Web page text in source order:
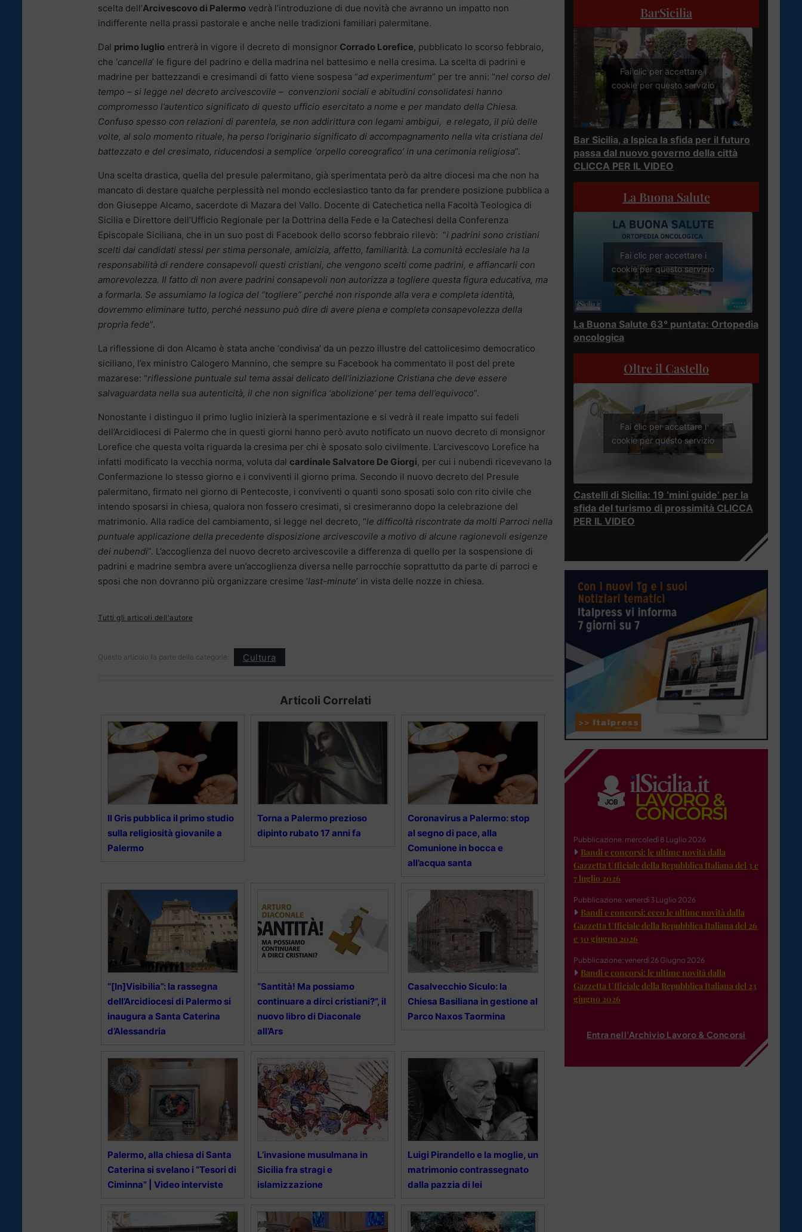
scelta dell’Arcivescovo di Palermo vedrà l’introduzione di due novità che avranno un impatto non
indifferente nella prassi pastorale e anche nelle tradizioni familiari palermitane.
Dal primo luglio entrerà in vigore il decreto di monsignor Corrado Lorefice, pubblicato lo scorso febbraio,
che ‘cancella’ le figure del padrino e della madrina nel battesimo e nella cresima. La scelta di padrini e
madrine per battezzandi e cresimandi di fatto viene sospesa “ad experimentum” per tre anni: “nel corso del
tempo – si legge nel decreto arcivescovile – convenzioni sociali e abitudini consolidatesi hanno
compromesso l’autentico significato di questo ufficio esercitato a nome e per mandato della Chiesa.
Confuso spesso con relazioni di parentela, se non addirittura con legami ambigui, e relegato, il più delle
volte, al solo momento rituale, ha perso l’originario significato di accompagnamento nella vita cristiana del
battezzato e del cresimato, riducendosi a semplice ‘orpello coreografico’ in una cerimonia religiosa”.
Una scelta drastica, quella del presule palermitano, già sperimentata però da altre diocesi ma che non ha
mancato di destare qualche perplessità nel mondo ecclesiastico tanto da far prendere posizione pubblica a
don Giuseppe Alcamo, sacerdote di Mazara del Vallo. Docente di Catechetica nella Facoltà Teologica di
Sicilia e Direttore dell’Ufficio Regionale per la Dottrina della Fede e la Catechesi della Conferenza
Episcopale Siciliana, che in un suo post di Facebook dello scorso febbraio rilevò: “i padrini sono cristiani
scelti dai candidati stessi per stima personale, amicizia, affetto, familiarità. La comunità ecclesiale ha la
responsabilità di rendere consapevoli questi cristiani, che vengono scelti come padrini, e affiancarli con
amorevolezza. Il fatto di non avere padrini consapevoli non autorizza a togliere questa figura educativa, ma
a formarla. Se assumiamo la logica del “togliere” perché non risponde alla vera e completa identità,
dovremmo eliminare tutto, perché nessuno può dire di avere piena e completa consapevolezza della
propria fede”.
La riflessione di don Alcamo è stata anche ‘condivisa’ da un pezzo illustre del cattolicesimo democratico
siciliano, l’ex ministro Calogero Mannino, che sempre su Facebook ha commentato il post del prete
mazarese: “riflessione puntuale sul tema assai delicato dell’iniziazione Cristiana che deve essere
salvaguardata nella sua autenticità, il che non significa ‘abolizione’ per tema dell’equivoco”.
Nonostante i distinguo il primo luglio inizierà la sperimentazione e si vedrà il reale impatto sui fedeli
dell’Arcidiocesi di Palermo che in questi giorni hanno però avuto notificato un nuovo decreto di monsignor
Lorefice che questa volta riguarda la cresima per chi è sposato solo civilmente. L’arcivescovo Lorefice ha
infatti modificato la vecchia norma, voluta dal cardinale Salvatore De Giorgi, per cui i nubendi ricevevano la
Confermazione lo stesso giorno e i conviventi il giorno prima. Secondo il nuovo decreto del Presule
palermitano, firmato nel giorno di Pentecoste, i conviventi o quanti sono sposati solo con rito civile che
intendo sposarsi in chiesa, qualora non fossero cresimati, si cresimeranno dopo la celebrazione del
matrimonio. Alla radice del cambiamento, si legge nel decreto, “le difficoltà riscontrate da molti Parroci nella
puntuale applicazione della precedente disposizione arcivescovile a motivo di alcune ragionevoli esigenze
dei nubendi”. L’accoglienza del nuovo decreto arcivescovile a differenza di quello per la sospensione di
padrini e madrine sembra avere un’accoglienza diversa nelle parrocchie soprattutto da parte di parroci e
sposi che non dovranno più organizzare cresime ‘last-minute’ in vista delle nozze in chiesa.
Tutti gli articoli dell'autore
Questo articolo fa parte delle categorie: Cultura
Articoli Correlati
Il Gris pubblica il primo studio
sulla religiosità giovanile a
Palermo
Torna a Palermo prezioso
dipinto rubato 17 anni fa
Coronavirus a Palermo: stop
al segno di pace, alla
Comunione in bocca e
all’acqua santa
“[In]Visibilia”: la rassegna
dell’Arcidiocesi di Palermo si
inaugura a Santa Caterina
d’Alessandria
“Santità! Ma possiamo
continuare a dirci cristiani?”, il
nuovo libro di Diaconale
all’Ars
Casalvecchio Siculo: la
Chiesa Basiliana in gestione al
Parco Naxos Taormina
Palermo, alla chiesa di Santa
Caterina si svelano i “Tesori di
Ciminna” | Video interviste
L’invasione musulmana in
Sicilia fra stragi e
islamizzazione
Luigi Pirandello e la moglie, un
matrimonio contrassegnato
dalla pazzia di lei
BarSicilia
Fai clic per accettare i
cookie per questo servizio
Bar Sicilia, a Ispica la sfida per il futuro
passa dal nuovo governo della città
CLICCA PER IL VIDEO
La Buona Salute
Fai clic per accettare i
cookie per questo servizio
La Buona Salute 63° puntata: Ortopedia
oncologica
Oltre il Castello
Fai clic per accettare i
cookie per questo servizio
Castelli di Sicilia: 19 ‘mini guide’ per la
sfida del turismo di prossimità CLICCA
PER IL VIDEO
Pubblicazione: mercoledì 8 Luglio 2026
Bandi e concorsi: le ultime novità dalla
Gazzetta Ufficiale della Repubblica Italiana del 3 e
7 luglio 2026
Pubblicazione: venerdì 3 Luglio 2026
Bandi e concorsi: ecco le ultime novità dalla
Gazzetta Ufficiale della Repubblica Italiana del 26
e 30 giugno 2026
Pubblicazione: venerdì 26 Giugno 2026
Bandi e concorsi: le ultime novità dalla
Gazzetta Ufficiale della Repubblica Italiana del 23
giugno 2026
Entra nell'Archivio Lavoro & Concorsi